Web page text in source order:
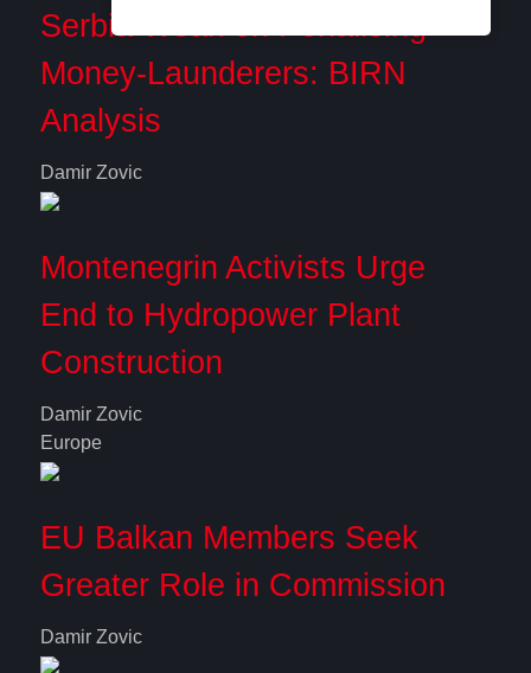
Serbia Weak on Penalising
Money-Launderers: BIRN
Analysis
Damir Zovic
Montenegrin Activists Urge
End to Hydropower Plant
Construction
Damir Zovic
Europe
EU Balkan Members Seek
Greater Role in Commission
Damir Zovic